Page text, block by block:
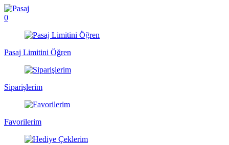
0
Pasaj Limitini Öğren
Siparişlerim
Favorilerim